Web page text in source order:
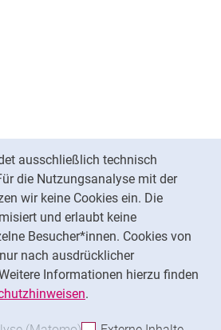
ausschließlich technisch
die Nutzungsanalyse mit der
wir keine Cookies ein. Die
und erlaubt keine
Besucher*innen. Cookies von
nach ausdrücklicher
Informationen hierzu finden
.